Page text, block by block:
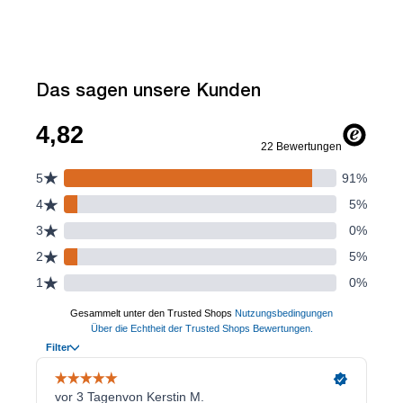
Das sagen unsere Kunden